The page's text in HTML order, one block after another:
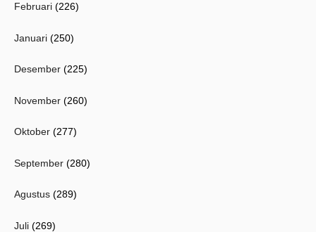
Februari (226)
Januari (250)
Desember (225)
November (260)
Oktober (277)
September (280)
Agustus (289)
Juli (269)